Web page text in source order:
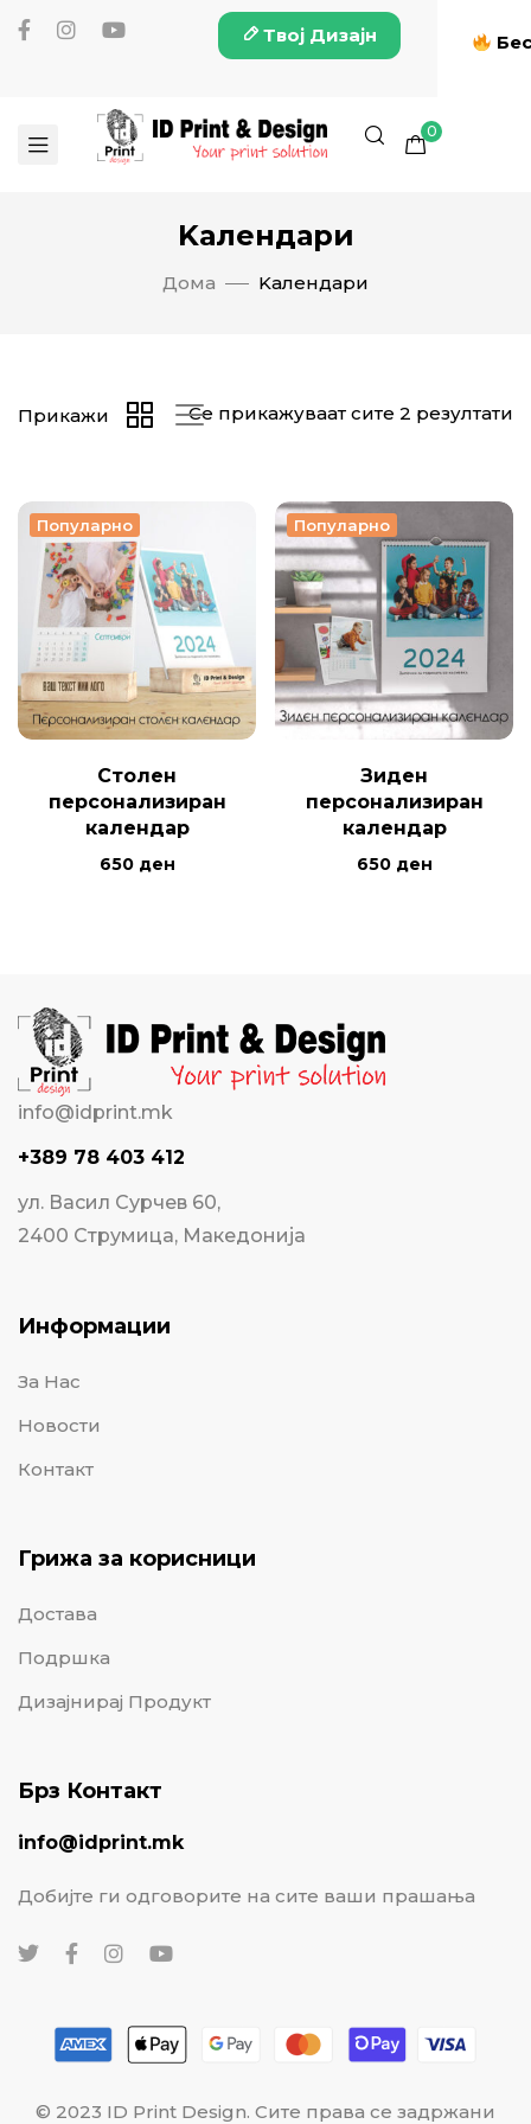
Твој Дизајн
0
Kалендари
Дома Kалендари
Се прикажуваат сите 2 резултати
Прикажи
Популарно
Столен
персонализиран
календар
650 ден
Популарно
Зиден
персонализиран
календар
650 ден
info@idprint.mk
+389 78 403 412
ул. Васил Сурчев 60,
2400 Струмица, Македонија
Информации
За Нас
Новости
Контакт
Грижа за корисници
Достава
Подршка
Дизајнирај Продукт
Брз Контакт
info@idprint.mk
Добијте ги одговорите на сите ваши прашања
© 2023 ID Print Design. Сите права се задржани